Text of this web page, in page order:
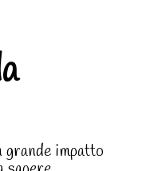
grande impatto